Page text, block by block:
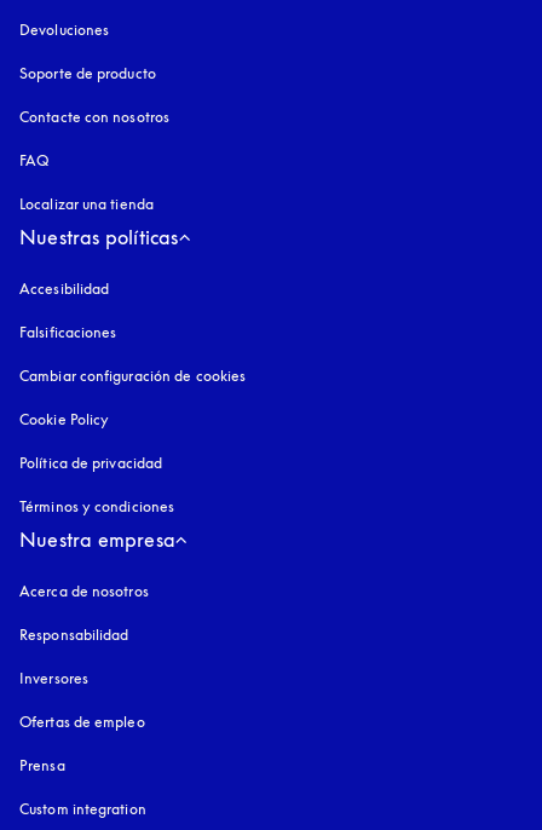
Devoluciones
Soporte de producto
Contacte con nosotros
FAQ
Localizar una tienda
Nuestras políticas
Accesibilidad
Falsificaciones
Cambiar configuración de cookies
Cookie Policy
Política de privacidad
Términos y condiciones
Nuestra empresa
Acerca de nosotros
Responsabilidad
Inversores
Ofertas de empleo
Prensa
Custom integration